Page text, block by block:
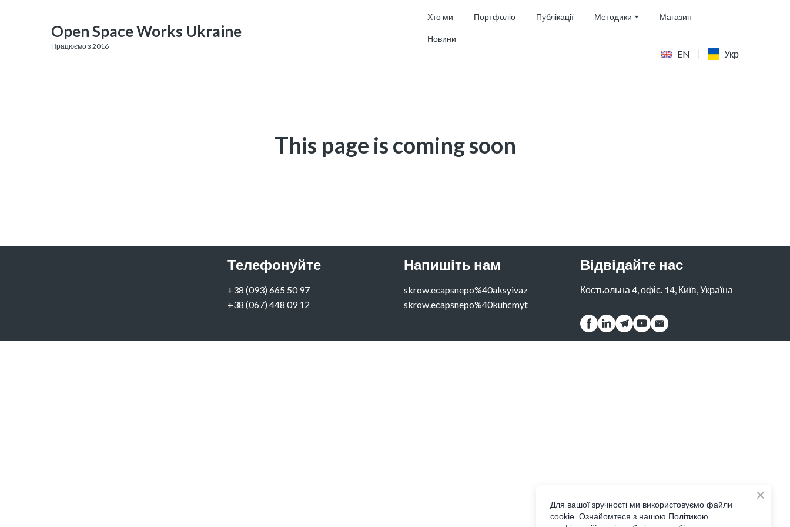
Open Space Works Ukraine
Працюємо з 2016
Хто ми Портфоліо Публікації Методики Магазин
Новини
EN Укр
This page is coming soon
Телефонуйте
‭+38 (093) 665 50 97‬
+38 (067) 448 09 12
Напишіть нам
skrow.ecapsnepo%40aksyivaz
skrow.ecapsnepo%40kuhcmyt
Відвідайте нас
Костьольна 4, офіс. 14, Київ, Україна
Для вашої зручності ми використовуємо файли
cookie. Ознайомтеся з нашою Політикою